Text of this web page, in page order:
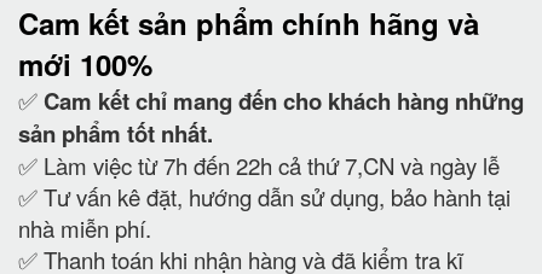
Cam kết sản phẩm chính hãng và
mới 100%
✅ Cam kếtchỉ mang đến cho khách hàng những
sản phẩm tốt nhất.
✅ Làm việc từ 7h đến 22h cả thứ 7,CN và ngày lễ
✅ Tư vấn kê đặt, hướng dẫn sử dụng, bảo hành tại
nhà miễn phí.
✅ Thanh toán khi nhận hàng và đã kiểm tra kĩ